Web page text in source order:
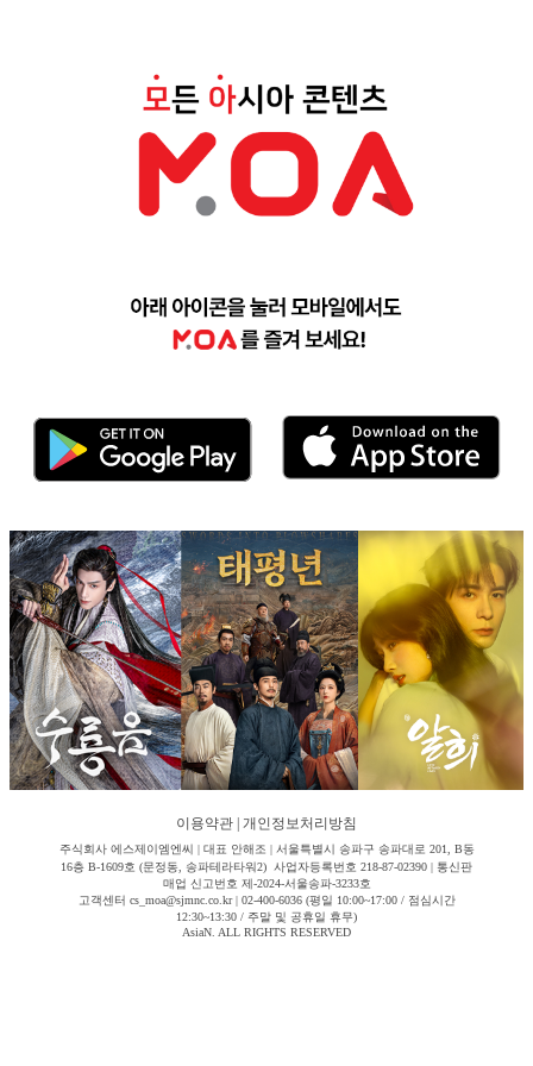
이용약관 개인정보처리방침
주식회사 에스제이엠엔씨 | 대표 안해조 | 서울특별시 송파구 송파대로 201, B동
16층 B-1609호 (문정동, 송파테라타워2) 사업자등록번호 218-87-02390 | 통신판
매업 신고번호 제-2024-서울송파-3233호
고객센터 cs_moa@sjmnc.co.kr | 02-400-6036 (평일 10:00~17:00 / 점심시간
12:30~13:30 / 주말 및 공휴일 휴무)
AsiaN. ALL RIGHTS RESERVED